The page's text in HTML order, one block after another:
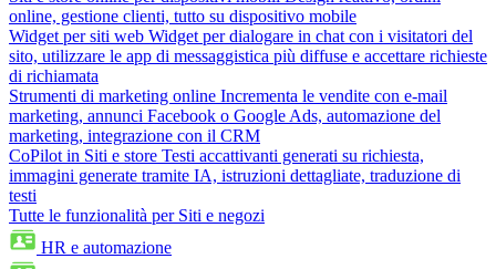
online, gestione clienti, tutto su dispositivo mobile
Widget per siti web Widget per dialogare in chat con i visitatori del
sito, utilizzare le app di messaggistica più diffuse e accettare richieste
di richiamata
Strumenti di marketing online Incrementa le vendite con e-mail
marketing, annunci Facebook o Google Ads, automazione del
marketing, integrazione con il CRM
CoPilot in Siti e store Testi accattivanti generati su richiesta,
immagini generate tramite IA, istruzioni dettagliate, traduzione di
testi
Tutte le funzionalità per Siti e negozi
HR e automazione